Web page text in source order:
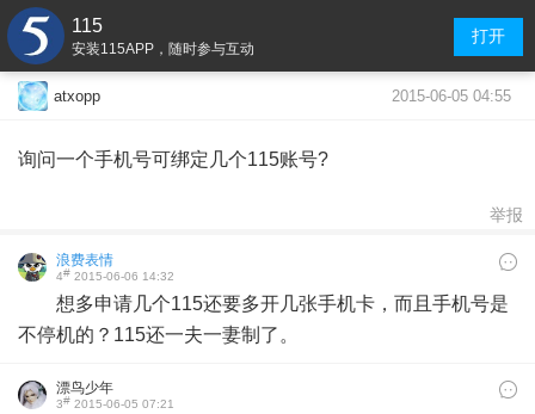
115
安装115APP，随时参与互动
打开
atxopp 2015-06-05 04:55
询问一个手机号可绑定几个115账号?
举报
浪费表情
4# 2015-06-06 14:32
想多申请几个115还要多开几张手机卡，而且手机号是
不停机的？115还一夫一妻制了。
漂鸟少年
3# 2015-06-05 07:21